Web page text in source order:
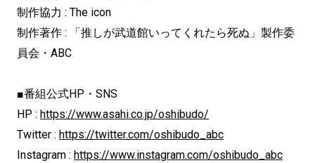
制作協力 : The icon
制作著作 : 「推しが武道館いってくれたら死ぬ」製作委
員会・ABC
■番組公式HP・SNS
HP : https://www.asahi.co.jp/oshibudo/
Twitter : https://twitter.com/oshibudo_abc
Instagram : https://www.instagram.com/oshibudo_abc